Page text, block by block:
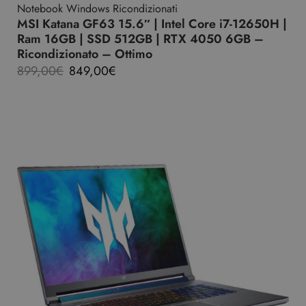
Notebook Windows Ricondizionati
MSI Katana GF63 15.6″ | Intel Core i7-12650H |
Ram 16GB | SSD 512GB | RTX 4050 6GB –
Ricondizionato – Ottimo
899,00€ 849,00€